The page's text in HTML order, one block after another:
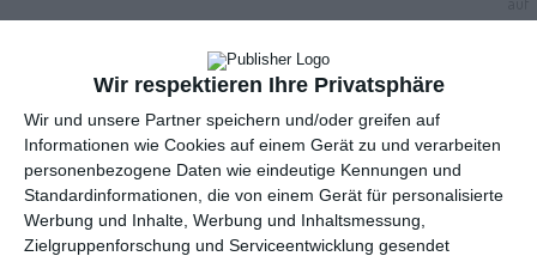
Wir respektieren Ihre Privatsphäre
Wir und unsere Partner speichern und/oder greifen auf
Informationen wie Cookies auf einem Gerät zu und verarbeiten
personenbezogene Daten wie eindeutige Kennungen und
Standardinformationen, die von einem Gerät für personalisierte
Werbung und Inhalte, Werbung und Inhaltsmessung,
Zielgruppenforschung und Serviceentwicklung gesendet
Lerne, im Regen zu tanzen